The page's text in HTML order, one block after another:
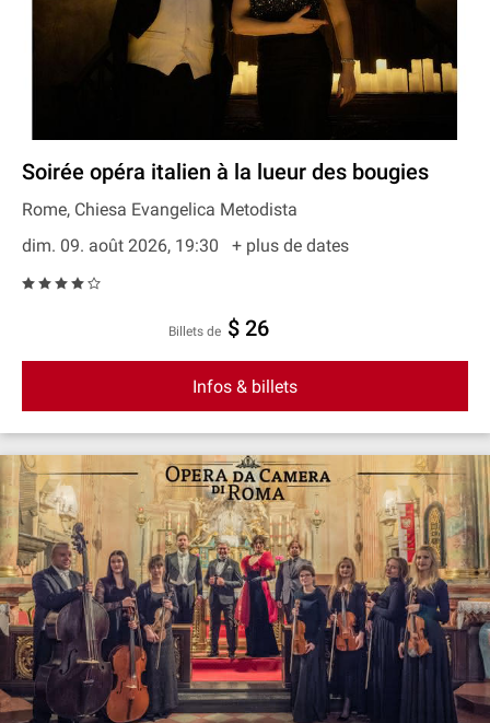
Soirée opéra italien à la lueur des bougies
Rome, Chiesa Evangelica Metodista
dim. 09. août 2026, 19:30
+ plus de dates
Billets de $ 26
Infos & billets